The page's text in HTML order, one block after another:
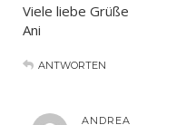
Viele liebe Grüße
Ani
ANTWORTEN
ANDREA